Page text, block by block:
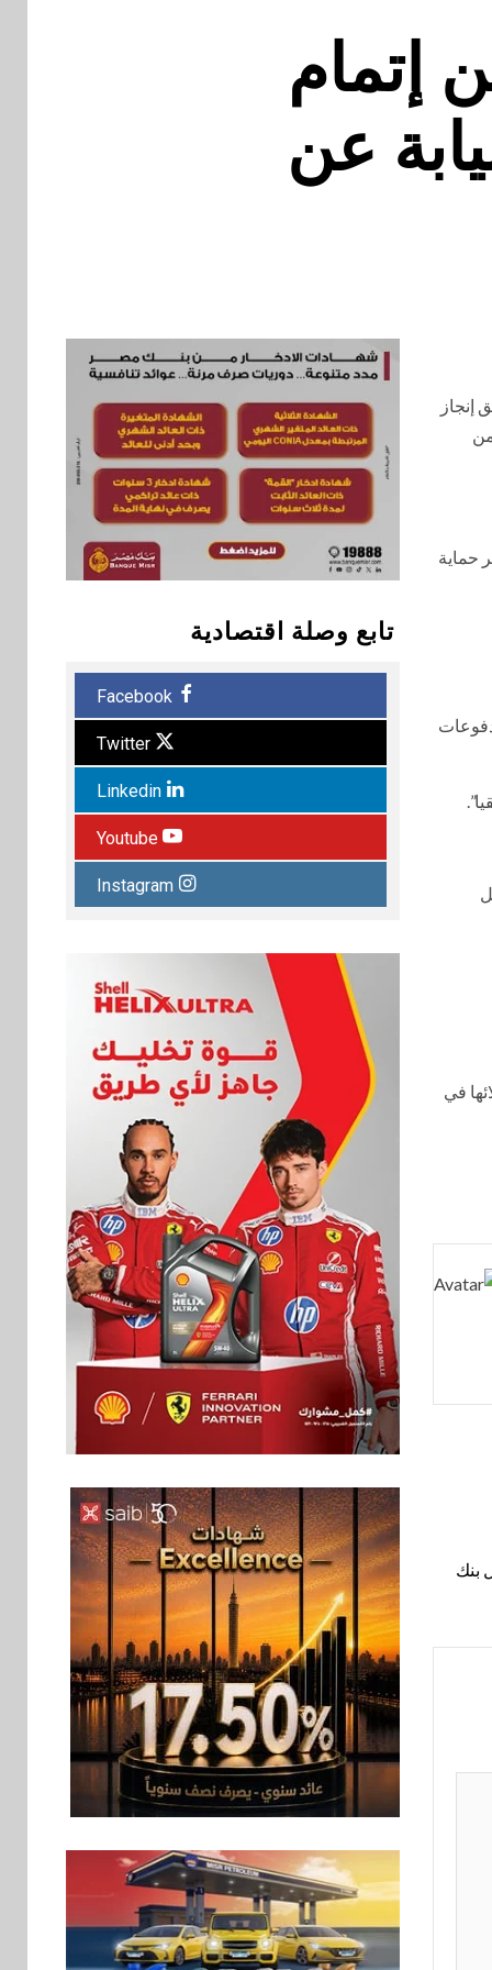
إتمام
عن
إنجاز
حماية
مليون حامل
في
بنك
تابع وصلة اقتصادية
Facebook
Twitter
Linkedin
Youtube
Instagram
6 بنوك
بنك QNB مصر يعزز
جاهزية المشروعات
الصغيرة والمتوسطة
للنمو والتوسع
7
اخبار
فيكسد مصر و”حلول”
تتشاركان في تطوير
أول منصة للسياحة
الصحية في مصر
والشرق الأوسط
وأفريقيا Tour4Cure
8
هواوي: هاتف nova 15
Max بطارية ضخمة
وتصميم متين جهازًا
مثاليًا للشباب